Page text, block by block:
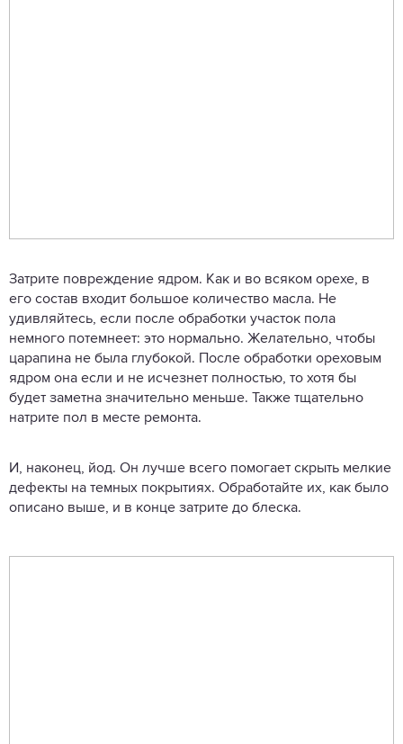
Затрите повреждение ядром. Как и во всяком орехе, в
его состав входит большое количество масла. Не
удивляйтесь, если после обработки участок пола
немного потемнеет: это нормально. Желательно, чтобы
царапина не была глубокой. После обработки ореховым
ядром она если и не исчезнет полностью, то хотя бы
будет заметна значительно меньше. Также тщательно
натрите пол в месте ремонта.
И, наконец, йод. Он лучше всего помогает скрыть мелкие
дефекты на темных покрытиях. Обработайте их, как было
описано выше, и в конце затрите до блеска.